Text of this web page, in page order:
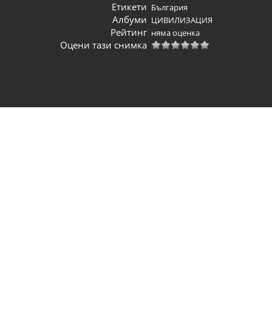
Етикети България
Албуми ЦИВИЛИЗАЦИЯ
Рейтинг няма оценка
Оцени тази снимка